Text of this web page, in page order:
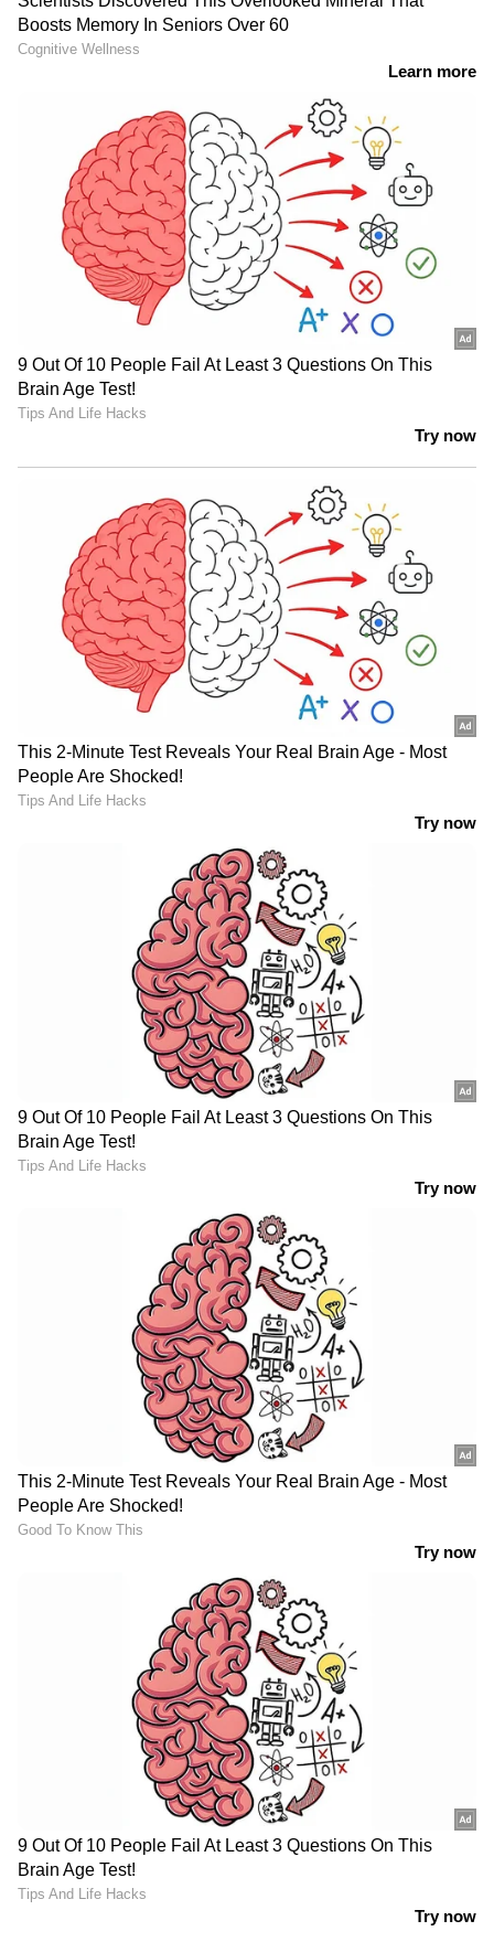
ജനുവരി 15 മുതൽ 2023 ഏപ്രിൽ 14 വരെയുള്ള
യാത്രകൾക്കാന് ഇത് ബാധകമാകുക. .
കൂടാതെ, ഇൻഡിഗോയുടെ പങ്കാളി ബാങ്കായ
എച്ച്എസ്ബിസിയിൽ നിന്ന് ഉപഭോക്താക്കൾക്ക്
ക്യാഷ്ബാക്കും ലഭിക്കും.
ടിക്കറ്റ് ബുക്ക് ചെയ്യുന്നതിനായി 2022 ഡിസംബർ
23 മുതൽ 2022 ഡിസംബർ 25 വരെ സാധിക്കും.
ഓഫറിന് കീഴിൽ പരിമിതമായ ഇൻവെന്ററി
ലഭ്യമാണ്, ഈ ഓഫർ മറ്റേതെങ്കിലും ഓഫർ,
സ്കീം അല്ലെങ്കിൽ പ്രൊമോഷൻ
എന്നിവയുമായി ബന്ധിപ്പിക്കാൻ കഴിയില്ല,
ബുക്കിംഗുകളിൽ ഈ നിരക്കുകൾ ലഭിക്കില്ല.
ഗ്രൂപ്പ് ബുക്കിങ്ങുകൾ നടത്തുന്നവർക്ക് ഓഫർ
ഇല്ലാത്ത സാധാരണ നിരക്ക് മാത്രമേ
ലഭിക്കുകയുള്ളു. കൂടാതെ,
ഉപഭോക്താക്കൾക്ക് ഇൻഡിഗോയുടെ
പങ്കാളിയായ എച്ച്എസ്ബിസിയിൽ നിന്ന്
ക്യാഷ്ബാക്കും ലഭിക്കുക ഈ ഓഫർ പ്രകാരം
ലഭിക്കുകയുള്ളു.
Read More -മക്കളെ സന്ദര്‍ശിക്കാന്‍
സവാരിക്കിടെ കുഴഞ്ഞുവീണ് മരിച്ചു